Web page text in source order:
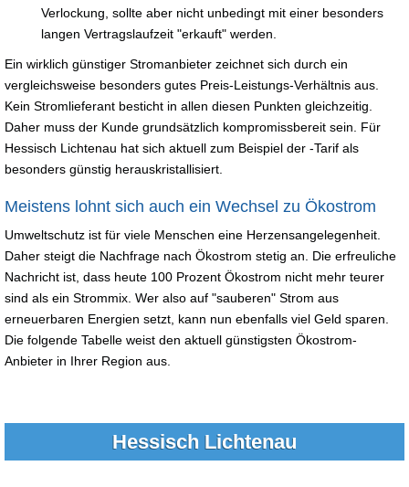
Verlockung, sollte aber nicht unbedingt mit einer besonders
langen Vertragslaufzeit "erkauft" werden.
Ein wirklich günstiger Stromanbieter zeichnet sich durch ein
vergleichsweise besonders gutes Preis-Leistungs-Verhältnis aus.
Kein Stromlieferant besticht in allen diesen Punkten gleichzeitig.
Daher muss der Kunde grundsätzlich kompromissbereit sein. Für
Hessisch Lichtenau hat sich aktuell zum Beispiel der -Tarif als
besonders günstig herauskristallisiert.
Meistens lohnt sich auch ein Wechsel zu Ökostrom
Umweltschutz ist für viele Menschen eine Herzensangelegenheit.
Daher steigt die Nachfrage nach Ökostrom stetig an. Die erfreuliche
Nachricht ist, dass heute 100 Prozent Ökostrom nicht mehr teurer
sind als ein Strommix. Wer also auf "sauberen" Strom aus
erneuerbaren Energien setzt, kann nun ebenfalls viel Geld sparen.
Die folgende Tabelle weist den aktuell günstigsten Ökostrom-
Anbieter in Ihrer Region aus.
Hessisch Lichtenau